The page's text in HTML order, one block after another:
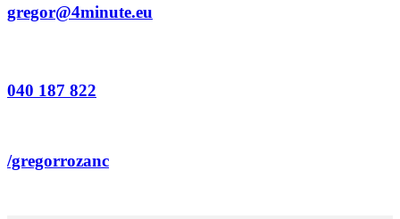
gregor@4minute.eu
040 187 822
/gregorrozanc